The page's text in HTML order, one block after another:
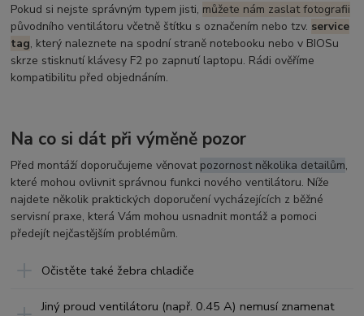
Pokud si nejste správným typem jisti, můžete nám zaslat fotografii
původního ventilátoru včetně štítku s označením nebo tzv. service
tag, který naleznete na spodní straně notebooku nebo v BIOSu
skrze stisknutí klávesy F2 po zapnutí laptopu. Rádi ověříme
kompatibilitu před objednáním.
Na co si dát při výměně pozor
Před montáží doporučujeme věnovat pozornost několika detailům,
které mohou ovlivnit správnou funkci nového ventilátoru. Níže
najdete několik praktických doporučení vycházejících z běžné
servisní praxe, která Vám mohou usnadnit montáž a pomoci
předejít nejčastějším problémům.
Očistěte také žebra chladiče
Jiný proud ventilátoru (např. 0.45 A) nemusí znamenat